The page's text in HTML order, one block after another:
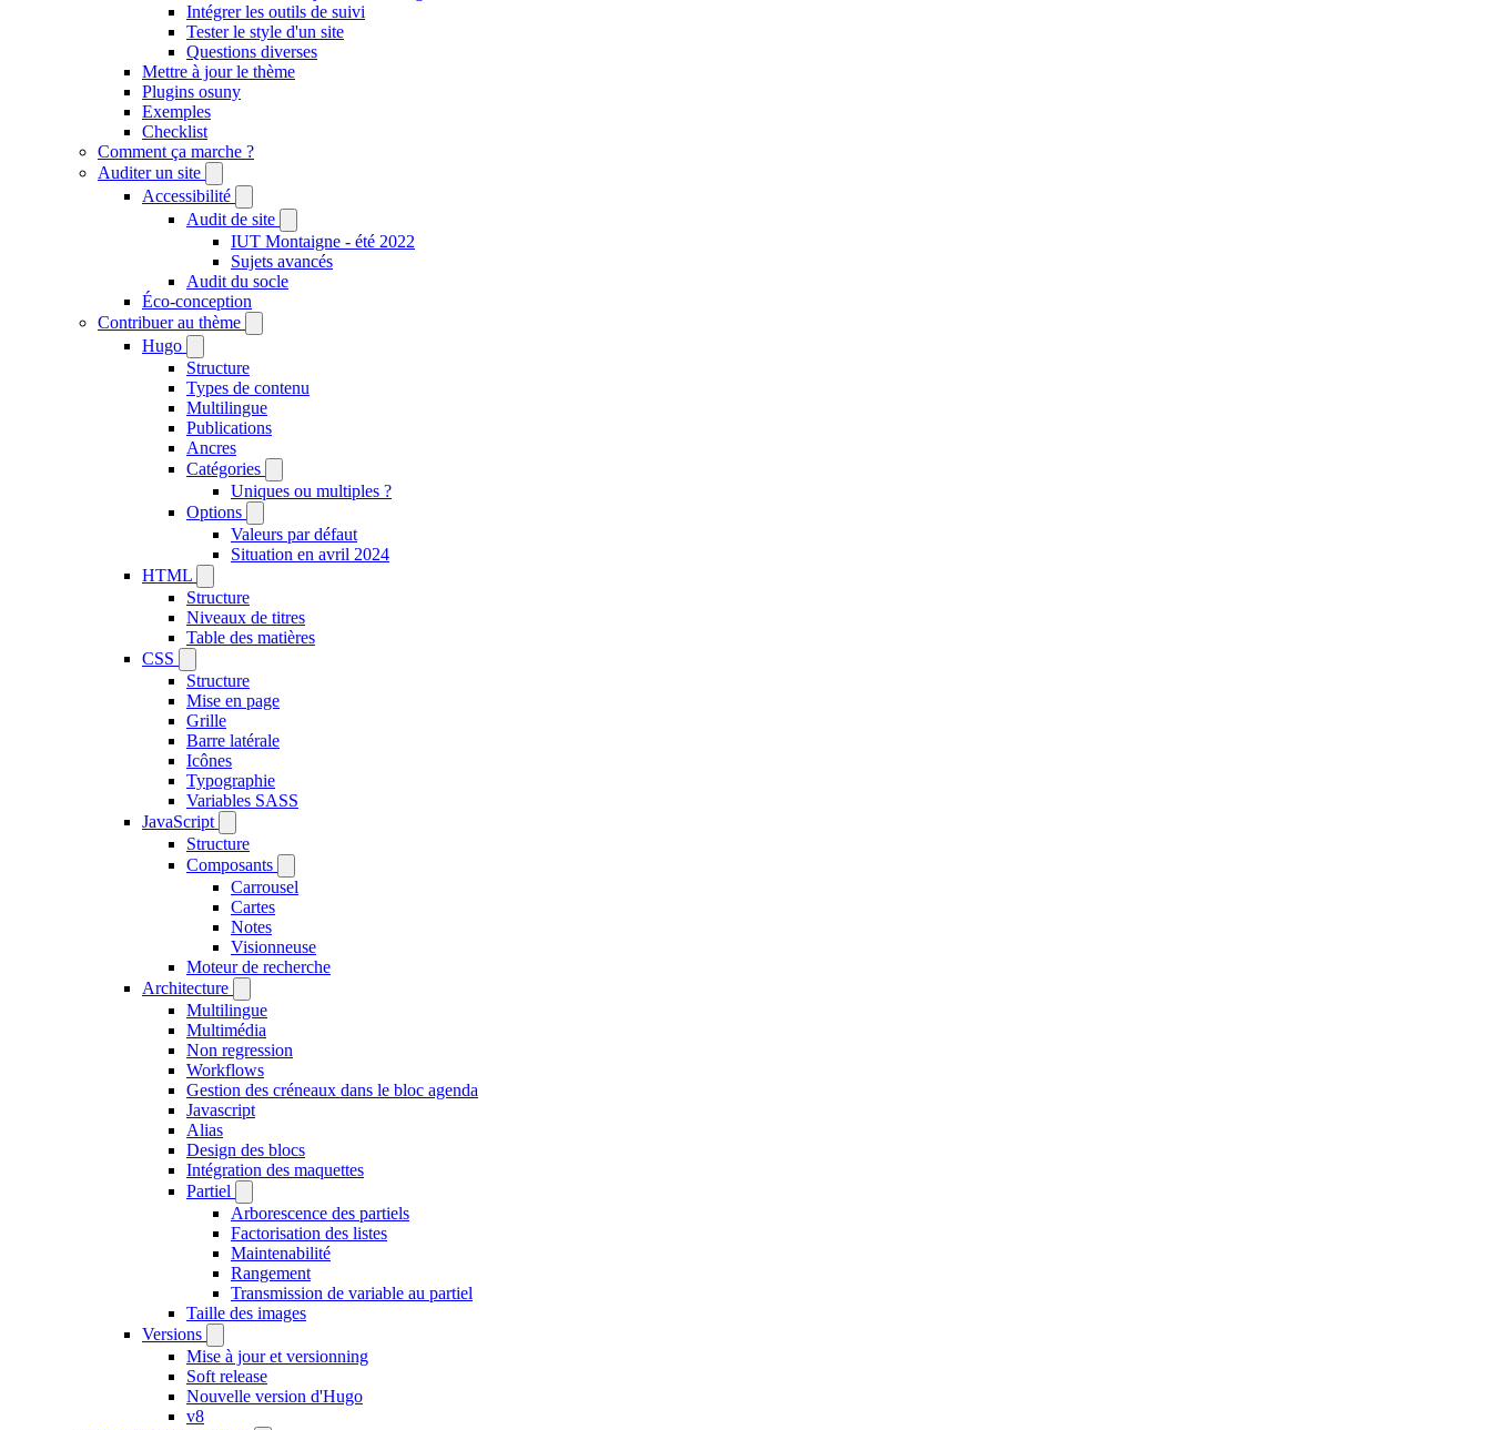
Intégrer les outils de suivi
Tester le style d'un site
Questions diverses
Mettre à jour le thème
Plugins osuny
Exemples
Checklist
Comment ça marche ?
Auditer un site
Accessibilité
Audit de site
IUT Montaigne - été 2022
Sujets avancés
Audit du socle
Éco-conception
Contribuer au thème
Hugo
Structure
Types de contenu
Multilingue
Publications
Ancres
Catégories
Uniques ou multiples ?
Options
Valeurs par défaut
Situation en avril 2024
HTML
Structure
Niveaux de titres
Table des matières
CSS
Structure
Mise en page
Grille
Barre latérale
Icônes
Typographie
Variables SASS
JavaScript
Structure
Composants
Carrousel
Cartes
Notes
Visionneuse
Moteur de recherche
Architecture
Multilingue
Multimédia
Non regression
Workflows
Gestion des créneaux dans le bloc agenda
Javascript
Alias
Design des blocs
Intégration des maquettes
Partiel
Arborescence des partiels
Factorisation des listes
Maintenabilité
Rangement
Transmission de variable au partiel
Taille des images
Versions
Mise à jour et versionning
Soft release
Nouvelle version d'Hugo
v8